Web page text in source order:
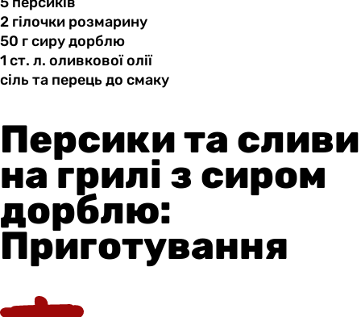
2 гілочки розмарину
50 гсирудорблю
1 ст. л. оливкової олії
сіль та перець до смаку
Персики та сливи
на грилі з сиром
дорблю:
Приготування